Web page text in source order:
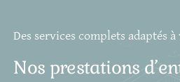
Des services complets adaptés à
Nos prestations